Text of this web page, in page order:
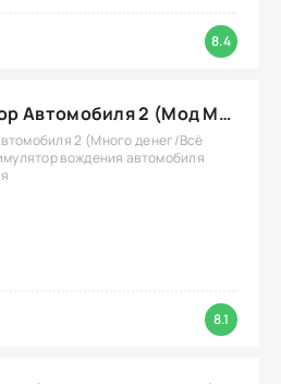
8.4
Симулятор Автомобиля 2 (Мод Много денег/Всё открыто)
2 (Много денег/Всё
вождения автомобиля
8.1